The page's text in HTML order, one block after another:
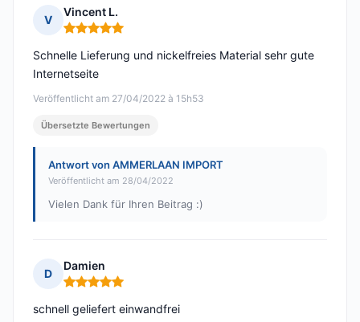
V
Vincent L.
Hinweis: 5 von 5
Veröffentlicht am 27/04/2022 à 15h53
Schnelle Lieferung und nickelfreies Material sehr gute
Internetseite
Übersetzte Bewertungen
Antwort von AMMERLAAN IMPORT
Veröffentlicht am 28/04/2022
Vielen Dank für Ihren Beitrag :)
D
Damien
Hinweis: 5 von 5
schnell geliefert einwandfrei